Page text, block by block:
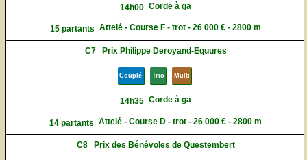
14h00 Corde à ga
15 partants Attelé - Course F - trot - 26 000 € - 2800 m
C7 Prix Philippe Deroyand-Equures
Couplé Trio Multi
14h35 Corde à ga
14 partants Attelé - Course D - trot - 26 000 € - 2800 m
C8 Prix des Bénévoles de Questembert